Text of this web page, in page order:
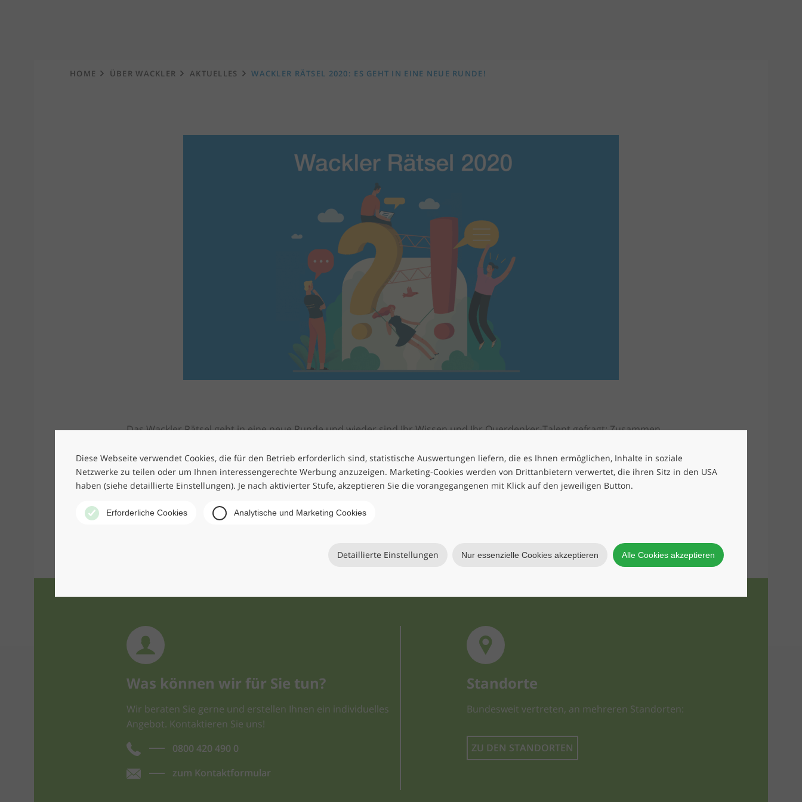
Diese Webseite verwendet Cookies, die für den Betrieb erforderlich sind, statistische Auswertungen liefern, die es Ihnen ermöglichen, Inhalte in soziale
Netzwerke zu teilen oder um Ihnen interessengerechte Werbung anzuzeigen. Marketing-Cookies werden von Drittanbietern verwertet, die ihren Sitz in den USA
haben (siehe detaillierte Einstellungen). Je nach aktivierter Stufe, akzeptieren Sie die vorangegangenen mit Klick auf den jeweiligen Button.
Erforderliche Cookies Analytische und Marketing Cookies
Detaillierte Einstellungen Nur essenzielle Cookies akzeptieren Alle Cookies akzeptieren
HOME ÜBER WACKLER AKTUELLES WACKLER RÄTSEL 2020: ES GEHT IN EINE NEUE RUNDE!
Das Wackler Rätsel geht in eine neue Runde und wieder sind Ihr Wissen und Ihr Querdenker-Talent gefragt: Zusammen
Aufgaben aus den unterschiedlichsten Sach- und Wissensgebieten zusammengestellt. Zeigen Sie, dass Sie ein echter Profi
im Denksport sind!
Gleich mitmachen und tolle Preise gewinnen!
Was können wir für Sie tun?
Wir beraten Sie gerne und erstellen Ihnen ein individuelles
Angebot. Kontaktieren Sie uns!
0800 420 490 0
zum Kontaktformular
Standorte
Bundesweit vertreten, an mehreren Standorten:
ZU DEN STANDORTEN